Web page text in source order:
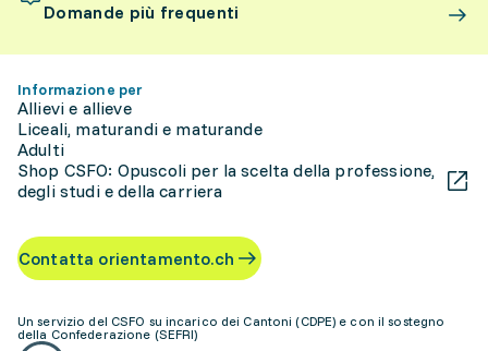
Domande più frequenti
Informazione per
Allievi e allieve
Liceali, maturandi e maturande
Adulti
Shop CSFO: Opuscoli per la scelta della professione,
degli studi e della carriera
Contatta orientamento.ch
Un servizio del CSFO su incarico dei Cantoni (CDPE) e con il sostegno
della Confederazione (SEFRI)